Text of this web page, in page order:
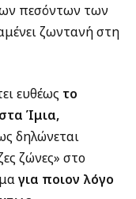
πεσόντων των
ζωντανή στη
ευθέως το
Ίμια,
δηλώνεται
ζώνες» στο
για ποιον λόγο